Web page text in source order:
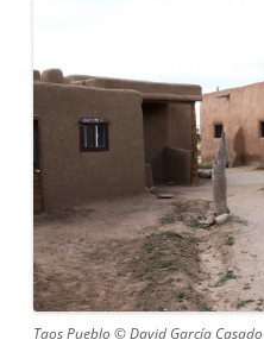
Taos Pueblo © David García Casado